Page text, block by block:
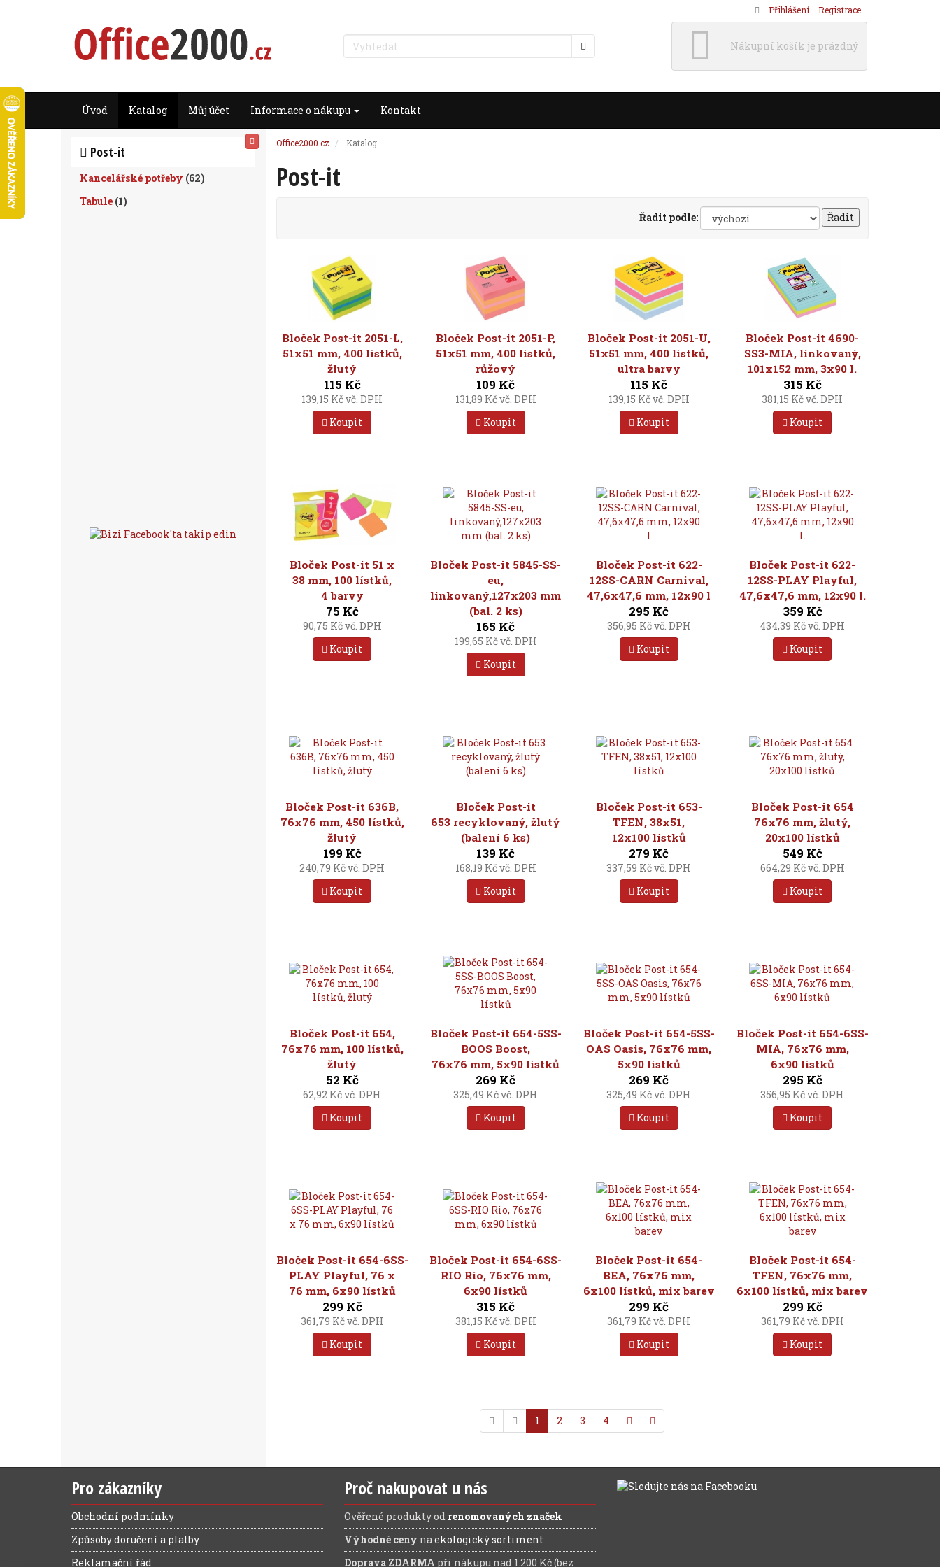
Nákupní košík je prázdný
Úvod Katalog Můj účet Informace o nákupu Kontakt
Office2000.cz Katalog
Post-it
Řadit podle:
Bloček Post-it 2051-L,
51x51 mm, 400 lístků,
žlutý
115 Kč
139,15 Kč vč. DPH
Koupit
Bloček Post-it 2051-P,
51x51 mm, 400 lístků,
růžový
109 Kč
131,89 Kč vč. DPH
Koupit
Bloček Post-it 2051-U,
51x51 mm, 400 lístků,
ultra barvy
115 Kč
139,15 Kč vč. DPH
Koupit
Bloček Post-it 4690-
SS3-MIA, linkovaný,
101x152 mm, 3x90 l.
315 Kč
381,15 Kč vč. DPH
Koupit
Bloček Post-it 51 x
38 mm, 100 lístků,
4 barvy
75 Kč
90,75 Kč vč. DPH
Koupit
Bloček Post-it 5845-SS-
eu,
linkovaný,127x203 mm
(bal. 2 ks)
165 Kč
199,65 Kč vč. DPH
Koupit
Bloček Post-it 622-
12SS-CARN Carnival,
47,6x47,6 mm, 12x90 l
295 Kč
356,95 Kč vč. DPH
Koupit
Bloček Post-it 622-
12SS-PLAY Playful,
47,6x47,6 mm, 12x90 l.
359 Kč
434,39 Kč vč. DPH
Koupit
Bloček Post-it 636B,
76x76 mm, 450 lístků,
žlutý
199 Kč
240,79 Kč vč. DPH
Koupit
Bloček Post-it
653 recyklovaný, žlutý
(balení 6 ks)
139 Kč
168,19 Kč vč. DPH
Koupit
Bloček Post-it 653-
TFEN, 38x51,
12x100 lístků
279 Kč
337,59 Kč vč. DPH
Koupit
Bloček Post-it 654
76x76 mm, žlutý,
20x100 lístků
549 Kč
664,29 Kč vč. DPH
Koupit
Bloček Post-it 654,
76x76 mm, 100 lístků,
žlutý
52 Kč
62,92 Kč vč. DPH
Koupit
Bloček Post-it 654-5SS-
BOOS Boost,
76x76 mm, 5x90 lístků
269 Kč
325,49 Kč vč. DPH
Koupit
Bloček Post-it 654-5SS-
OAS Oasis, 76x76 mm,
5x90 lístků
269 Kč
325,49 Kč vč. DPH
Koupit
Bloček Post-it 654-6SS-
MIA, 76x76 mm,
6x90 lístků
295 Kč
356,95 Kč vč. DPH
Koupit
Bloček Post-it 654-6SS-
PLAY Playful, 76 x
76 mm, 6x90 lístků
299 Kč
361,79 Kč vč. DPH
Koupit
Bloček Post-it 654-6SS-
RIO Rio, 76x76 mm,
6x90 lístků
315 Kč
381,15 Kč vč. DPH
Koupit
Bloček Post-it 654-
BEA, 76x76 mm,
6x100 lístků, mix barev
299 Kč
361,79 Kč vč. DPH
Koupit
Bloček Post-it 654-
TFEN, 76x76 mm,
6x100 lístků, mix barev
299 Kč
361,79 Kč vč. DPH
Koupit
1 2 3 4
Post-it
Kancelářské potřeby (62)
Tabule (1)
Pro zákazníky
Obchodní podmínky
Způsoby doručení a platby
Reklamační řád
Proč nakupovat u nás
Ověřené produkty od renomovaných značek
Výhodné ceny naekologický sortiment
Doprava ZDARMA při nákupu nad 1.200 Kč (bez
Přihlášení Registrace